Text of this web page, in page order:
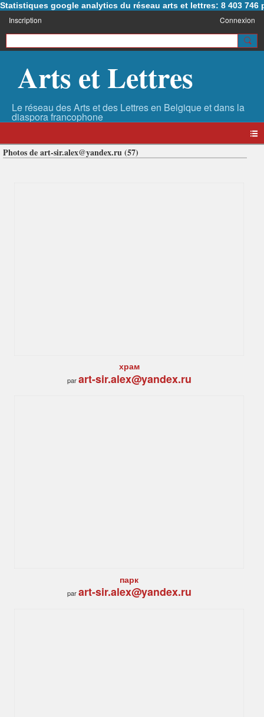
Statistiques google analytics du réseau arts et lettres: 8 403 746
Inscription Connexion
Arts et Lettres
Photos de art-sir.alex@yandex.ru (57)
храм
parart-sir.alex@yandex.ru
парк
parart-sir.alex@yandex.ru